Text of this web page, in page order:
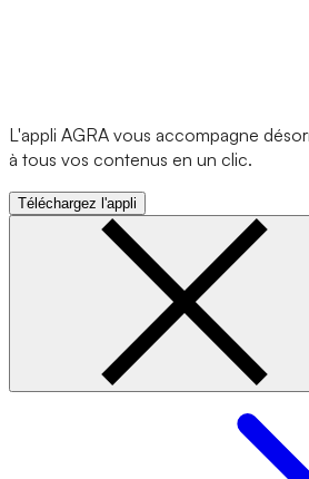
L'appli AGRA vous accompagne
à tous vos contenus en un clic.
Téléchargez l'appli